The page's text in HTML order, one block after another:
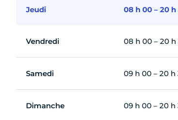
Jeudi 08 h 00 – 20 h
Vendredi 08 h 00 – 20 h
Samedi 09 h 00 – 20 h
Dimanche 09 h 00 – 20 h